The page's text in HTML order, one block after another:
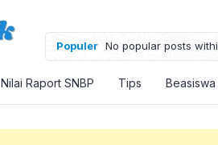
Populer No popular posts
Nilai Raport SNBP Tips Beasiswa